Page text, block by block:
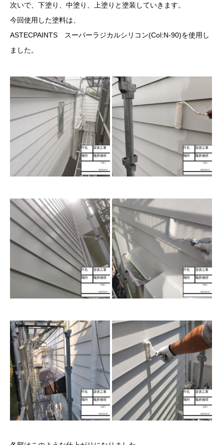
次いで、下塗り、中塗り、上塗りと塗装していきます。
今回使用した塗料は、
ASTECPAINTS スーパーラジカルシリコン(Col:N-90)を使用し
ました。